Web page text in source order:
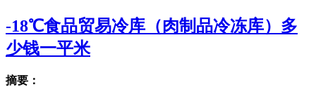
-18℃食品贸易冷库（肉制品冷冻库）多
少钱一平米
摘要：